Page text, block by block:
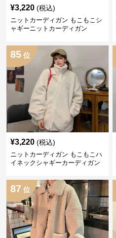
¥3,220 (税込)
ニットカーディガン もこもこシ
ャギーニットカーディガン
85 位
¥3,220 (税込)
ニットカーディガン もこもこハ
イネックシャギーカーディガン
87 位